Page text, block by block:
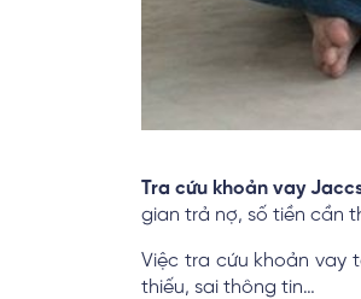
Tra cứu khoản vay
gian trả nợ, số tiền cần
Việc tra cứu khoản vay
thiếu, sai thông tin…